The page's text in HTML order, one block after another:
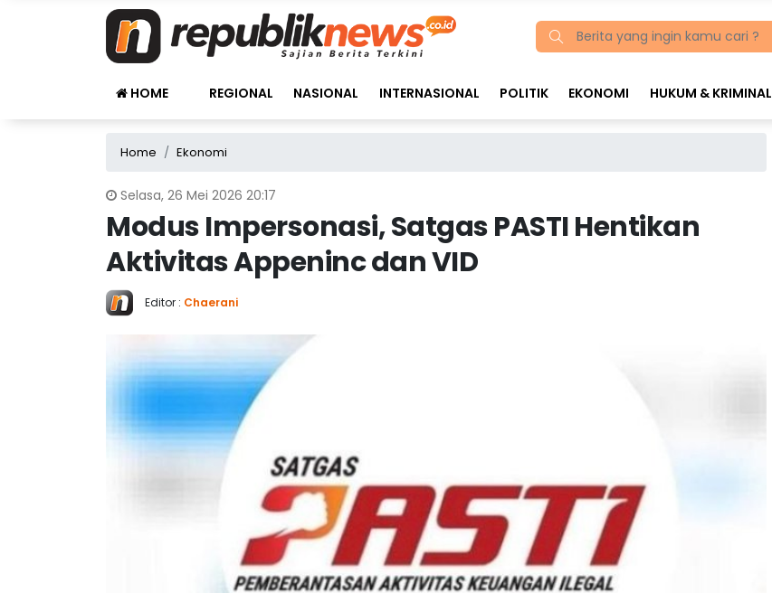
HOME REGIONAL NASIONAL INTERNASIONAL POLITIK EKONOMI HUKUM & KRIMINAL
Home Ekonomi
Selasa, 26 Mei 2026 20:17
Modus Impersonasi, Satgas PASTI Hentikan
Aktivitas Appeninc dan VID
Editor : Chaerani